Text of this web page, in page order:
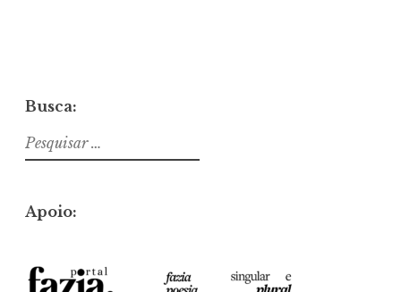
Busca:
Pesquisar
por:
Apoio: